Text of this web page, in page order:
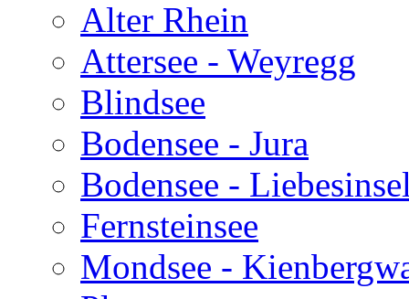
Alter Rhein
Attersee - Weyregg
Blindsee
Bodensee - Jura
Bodensee -
Fernsteinsee
Mondsee -